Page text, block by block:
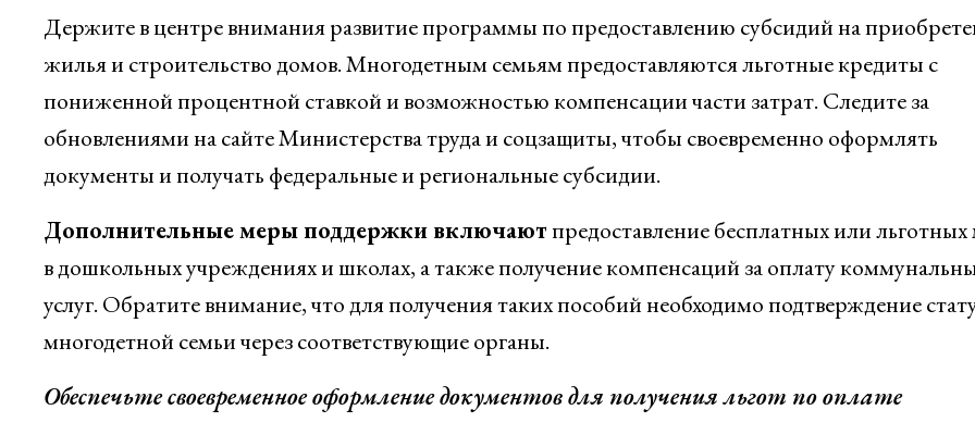
Держите в центре внимания развитие программы по предоставлению субсидий на
жилья и строительство домов. Многодетным семьям предоставляются льготные кредиты с
пониженной процентной ставкой и возможностью компенсации части затрат. Следите за
обновлениями на сайте Министерства труда и соцзащиты, чтобы своевременно оформлять
документы и получать федеральные и региональные субсидии.
Дополнительные меры поддержки включаютпредоставление бесплатных или льготных
в дошкольных учреждениях и школах, а также получение компенсаций за оплату
услуг. Обратите внимание, что для получения таких пособий необходимо подтверждение
многодетной семьи через соответствующие органы.
Обеспечьте своевременное оформление документов для получения льгот по оплате